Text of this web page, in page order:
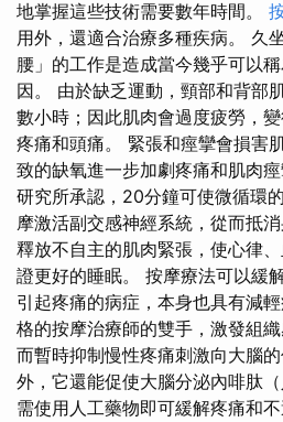
地掌握這些技術需要數年時間。
用外，還適合治療多種疾病。 久
腰」的工作是造成當今幾乎可以
因。 由於缺乏運動，頸部和背部
數小時；因此肌肉會過度疲勞，
疼痛和頭痛。 緊張和痙攣會損害
致的缺氧進一步加劇疼痛和肌肉
研究所承認，20分鐘可使微循環
摩激活副交感神經系統，從而抵
釋放不自主的肌肉緊張，使心律
證更好的睡眠。 按摩療法可以緩
引起疼痛的病症，本身也具有減
格的按摩治療師的雙手，激發組
而暫時抑制慢性疼痛刺激向大腦的
外，它還能促使大腦分泌內啡肽
需使用人工藥物即可緩解疼痛和